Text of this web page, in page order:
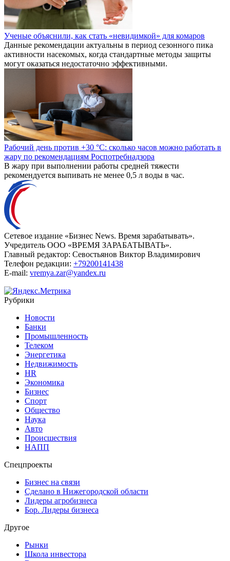
Ученые объяснили, как стать «невидимкой» для комаров
Данные рекомендации актуальны в период сезонного пика
активности насекомых, когда стандартные методы защиты
могут оказаться недостаточно эффективными.
Рабочий день против +30 °C: сколько часов можно работать в
жару по рекомендациям Роспотребнадзора
В жару при выполнении работы средней тяжести
рекомендуется выпивать не менее 0,5 л воды в час.
Сетевое издание «Бизнес News. Время зарабатывать».
Учредитель ООО «ВРЕМЯ ЗАРАБАТЫВАТЬ».
Главный редактор: Севостьянов Виктор Владимирович
Телефон редакции: +79200141438
E-mail: vremya.zar@yandex.ru
Рубрики
Новости
Банки
Промышленность
Телеком
Энергетика
Недвижимость
HR
Экономика
Бизнес
Спорт
Общество
Наука
Авто
Происшествия
НАПП
Спецпроекты
Бизнес на связи
Сделано в Нижегородской области
Лидеры агробизнеса
Бор. Лидеры бизнеса
Другое
Рынки
Школа инвестора